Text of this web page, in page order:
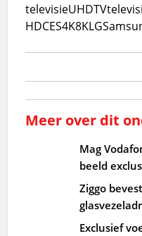
televisieUHDTV
HDCES4K8KLG
Meer over dit
Mag
beeld
Ziggo
Exclusief